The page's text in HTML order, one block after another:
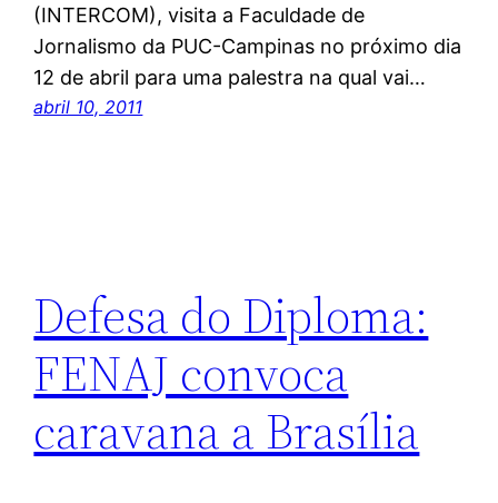
(INTERCOM), visita a Faculdade de
Jornalismo da PUC-Campinas no próximo dia
12 de abril para uma palestra na qual vai…
abril 10, 2011
Defesa do Diploma:
FENAJ convoca
caravana a Brasília